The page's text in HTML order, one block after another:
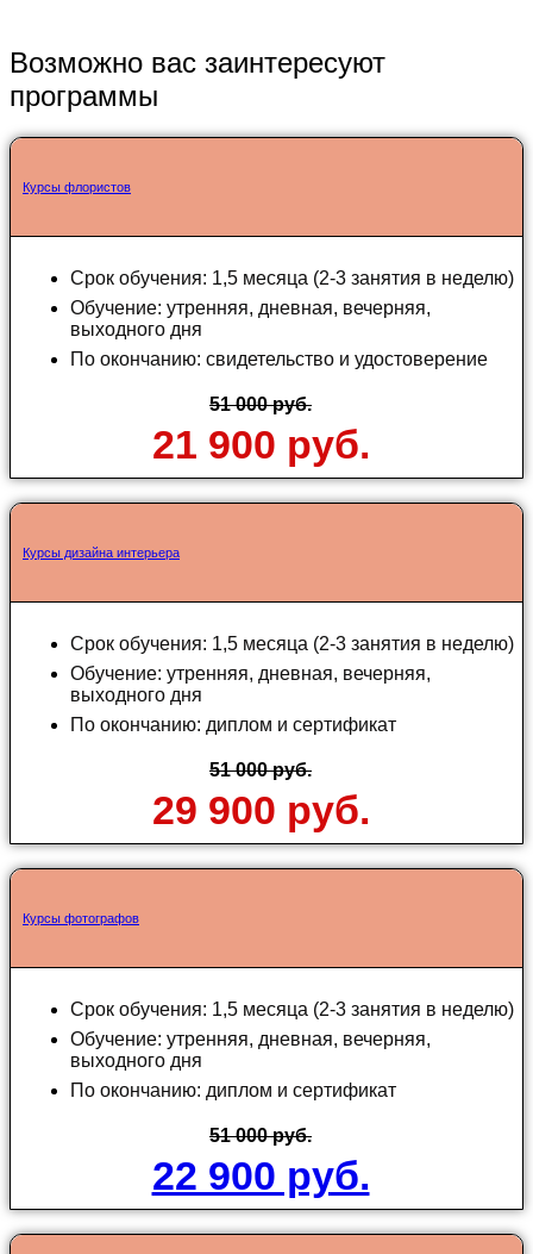
Возможно вас заинтересуют
программы
Курсы флористов
Срок обучения: 1,5 месяца (2-3 занятия в неделю)
Обучение: утренняя, дневная, вечерняя,
выходного дня
По окончанию: свидетельство и удостоверение
51 000 руб.
21 900 руб.
Курсы дизайна интерьера
Срок обучения: 1,5 месяца (2-3 занятия в неделю)
Обучение: утренняя, дневная, вечерняя,
выходного дня
По окончанию: диплом и сертификат
51 000 руб.
29 900 руб.
Курсы фотографов
Срок обучения: 1,5 месяца (2-3 занятия в неделю)
Обучение: утренняя, дневная, вечерняя,
выходного дня
По окончанию: диплом и сертификат
51 000 руб.
22 900 руб.